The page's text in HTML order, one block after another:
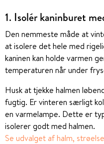
1. Isolér kaninburet
Den nemmeste måde at
at isolere det hele med
kaninen kan holde varmen
temperaturen når under
Husk at tjekke halmen
fugtig. Er vinteren særligt
en varmelampe. Dette er
isolerer godt med halmen.
Se udvalget af halm,